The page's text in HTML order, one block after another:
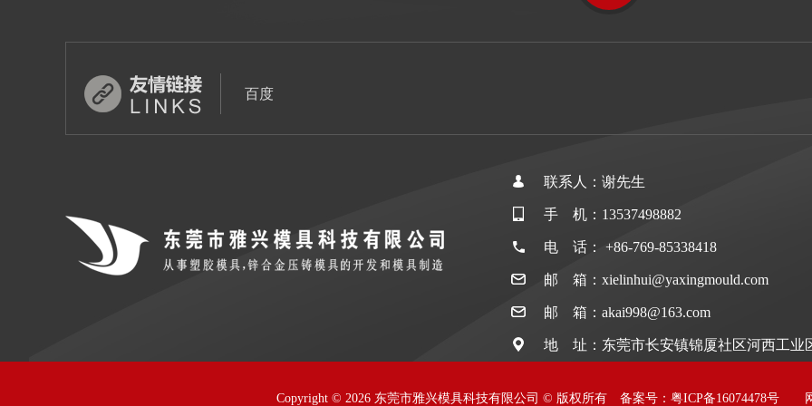
百度
联系人：谢先生
手 机：13537498882
电 话： +86-769-85338418
邮 箱：xielinhui@yaxingmould.com
邮 箱：akai998@163.com
地 址：东莞市长安镇锦厦社区河西工业
Copyright © 2026 东莞市雅兴模具科技有限公司 © 版权所有 备案号： 粤ICP备16074478号